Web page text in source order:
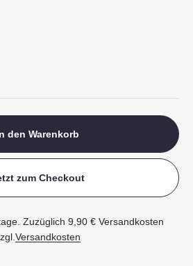
den Warenkorb
zum Checkout
Zuzüglich 9,90 € Versandkosten
Versandkosten